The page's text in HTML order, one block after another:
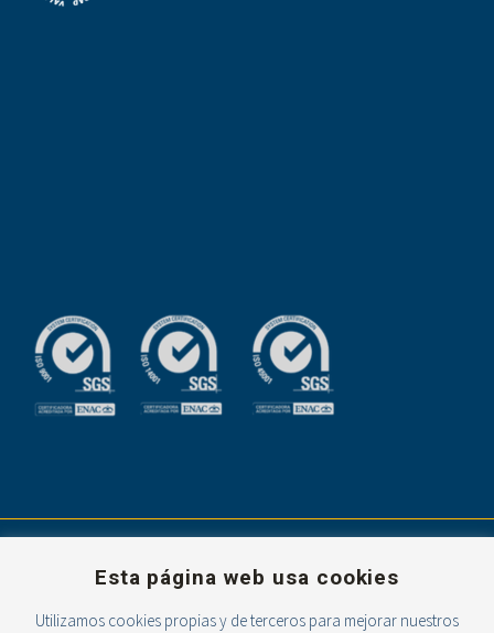
Esta página web usa cookies
Utilizamos cookies propias y de terceros para mejorar nuestros